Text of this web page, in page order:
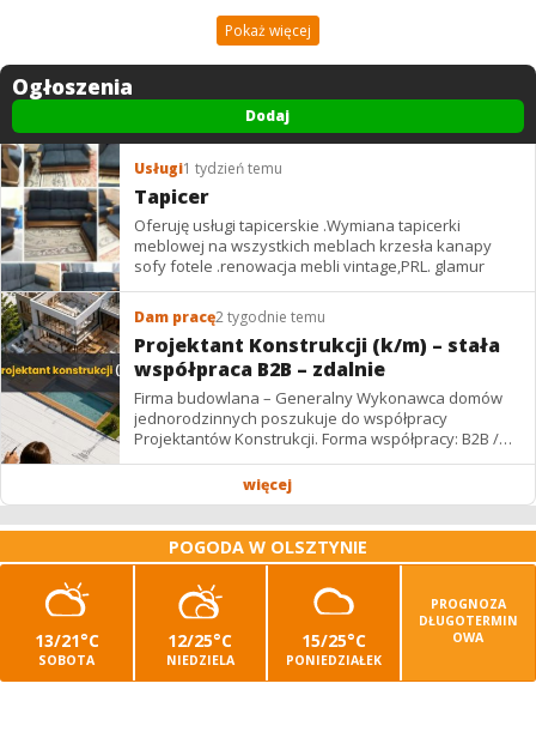
Pokaż więcej
Ogłoszenia
Dodaj
Usługi1 tydzień temu
Tapicer
Oferuję usługi tapicerskie .Wymiana tapicerki
meblowej na wszystkich meblach krzesła kanapy
sofy fotele .renowacja mebli vintage,PRL. glamur
Dam pracę2 tygodnie temu
Projektant Konstrukcji (k/m) – stała
współpraca B2B – zdalnie
Firma budowlana – Generalny Wykonawca domów
jednorodzinnych poszukuje do współpracy
Projektantów Konstrukcji. Forma współpracy: B2B /
podwykonawstwo – zdalnie. Wynagrodzenie: ✔
więcej
POGODA W OLSZTYNIE
13/21°C
SOBOTA
12/25°C
NIEDZIELA
15/25°C
PONIEDZIAŁEK
PROGNOZA
DŁUGOTERMIN
OWA